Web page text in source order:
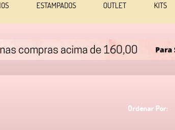
ESTAMPADOS OUTLET KITS
Ordenar Por